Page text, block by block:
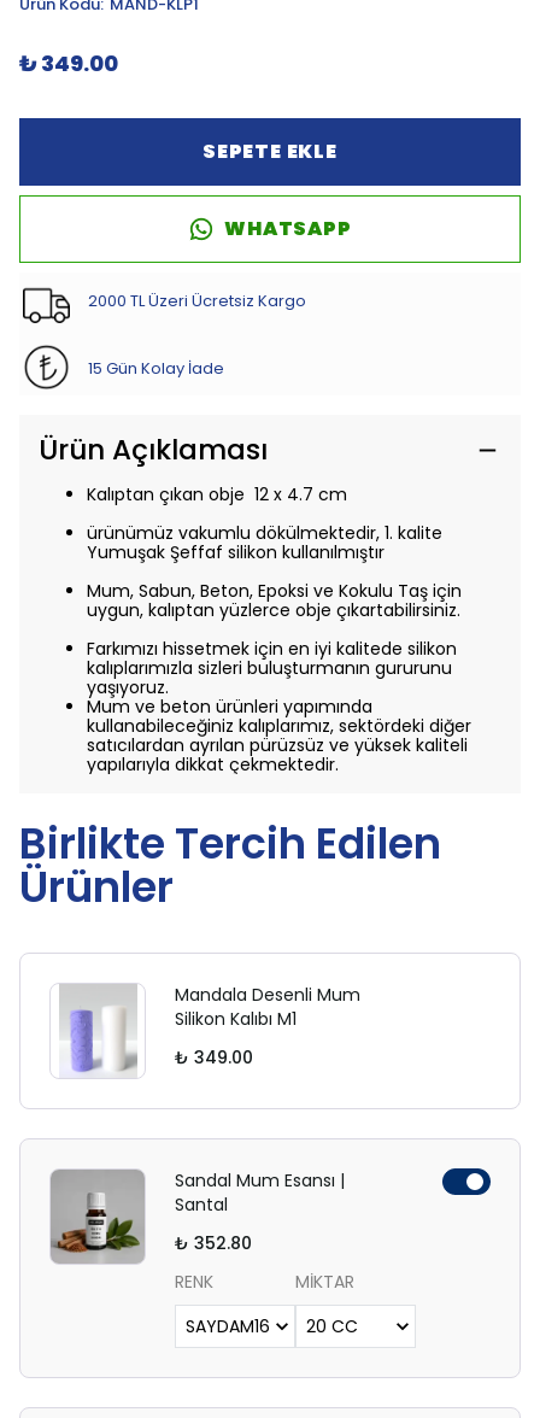
₺ 349.00
SEPETE EKLE
WHATSAPP
2000 TL Üzeri Ücretsiz Kargo
15 Gün Kolay İade
Ürün Açıklaması
Kalıptan çıkan obje 12 x 4.7 cm
ürünümüz vakumlu dökülmektedir, 1. kalite
Yumuşak Şeffaf silikon kullanılmıştır
Mum, Sabun, Beton, Epoksi ve Kokulu Taş için
uygun, kalıptan yüzlerce obje çıkartabilirsiniz.
Farkımızı hissetmek için en iyi kalitede silikon
kalıplarımızla sizleri buluşturmanın gururunu
yaşıyoruz.
Mum ve beton ürünleri yapımında
kullanabileceğiniz kalıplarımız, sektördeki diğer
satıcılardan ayrılan pürüzsüz ve yüksek kaliteli
yapılarıyla dikkat çekmektedir.
Birlikte Tercih Edilen
Ürünler
Mandala Desenli Mum
Silikon Kalıbı M1
₺ 349.00
Sandal Mum Esansı |
Santal
₺ 352.80
RENK
MİKTAR